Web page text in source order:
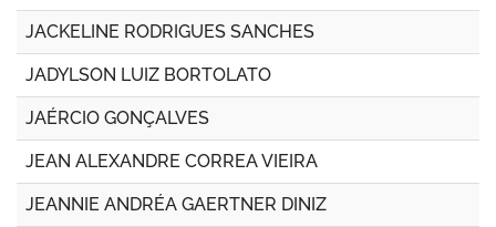
JACKELINE RODRIGUES SANCHES
JADYLSON LUIZ BORTOLATO
JAÉRCIO GONÇALVES
JEAN ALEXANDRE CORREA VIEIRA
JEANNIE ANDRÉA GAERTNER DINIZ